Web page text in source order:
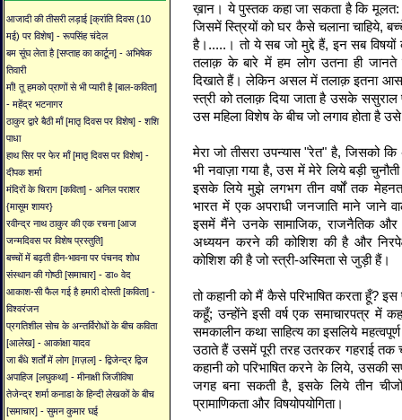
आजादी की तीसरी लड़ाई [क्रांति दिवस (10
मई) पर विशेष] - रूपसिंह चंदेल
बम सूंघ लेता है [सप्ताह का कार्टून] - अभिषेक
तिवारी
माँ! तू हमको प्राणों से भी प्यारी है [बाल-कविता]
- महेंद्र भटनागर
ठाकुर द्वारे बैठी माँ [मातृ दिवस पर विशेष] - शशि
पाधा
हाथ सिर पर फेर माँ [मातृ दिवस पर विशेष] -
दीपक शर्मा
मंदिरों के चिराग [कविता] - अनिल पराशर
{मासूम शायर}
रवीन्द्र नाथ ठाकुर की एक रचना [आज
जन्मदिवस पर विशेष प्रस्तुति]
बच्चों में बढ़ती हीन-भावना पर पंचनद शोध
संस्थान की गोष्ठी [समाचार] - डा० वेद
आकाश-सी फैल गई है हमारी दोस्ती [कविता] -
विश्वरंजन
प्रगतिशील सोच के अन्तर्विरोधों के बीच कविता
[आलेख] - आकांक्षा यादव
जा बँधे शर्तों में लोग [ग़ज़ल] - द्विजेन्द्र द्विज
अपाहिज [लघुकथा] - मीनाक्षी जिजीविषा
तेजेन्द्र शर्मा कनाडा के हिन्दी लेखकों के बीच
[समाचार] - सुमन कुमार घई
ख़ान। ये पुस्तक कहा जा सकता है कि मूलत:
जिसमें स्त्रियों को घर कैसे चलाना चाहिये,
है।.....। तो ये सब जो मुद्दे हैं, इन सब
तलाक़ के बारे में हम लोग उतना ही जानते हैं
दिखाते हैं। लेकिन असल में तलाक़ इतना
स्त्री को तलाक़ दिया जाता है उसके
उस महिला विशेष के बीच जो लगाव होता है
मेरा जो तीसरा उपन्यास "रेत" है, जिसको कि
भी नवाज़ा गया है, उस में मेरे लिये बड़ी
इसके लिये मुझे लगभग तीन वर्षों तक
भारत में एक अपराधी जनजाति माने जाने
इसमें मैंने उनके सामाजिक, राजनैतिक और
अध्ययन करने की कोशिश की है और
कोशिश की है जो स्त्री-अस्मिता से जुड़ी हैं।
तो कहानी को मैं कैसे परिभाषित करता हूँ?
कहूँ; उन्होंने इसी वर्ष एक समाचारपत्र में
समकालीन कथा साहित्य का इसलिये
उठाते हैं उसमें पूरी तरह उतरकर गहराई तक
कहानी को परिभाषित करने के लिये, उसकी
जगह बना सकती है, इसके लिये तीन चीजों
प्रामाणिकता और विषयोपयोगिता।